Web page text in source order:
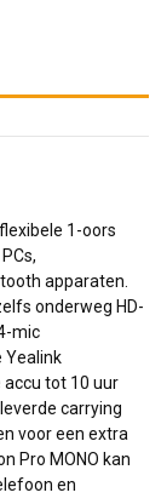
1-oors
apparaten.
onderweg HD-
mic
Yealink
accu tot 10 uur
carrying
voor een extra
Pro MONO kan
en